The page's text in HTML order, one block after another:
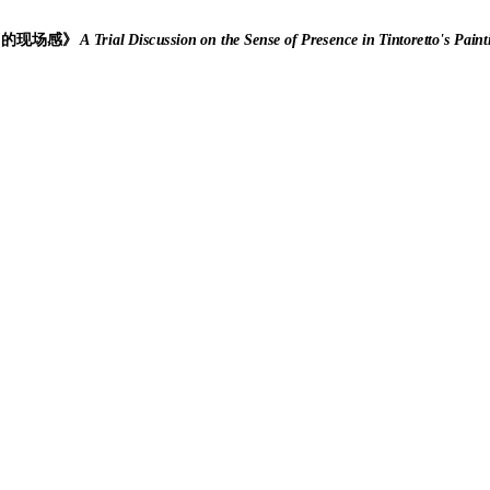
现场感》 A Trial Discussion on the Sense of Presence in Tintoretto's